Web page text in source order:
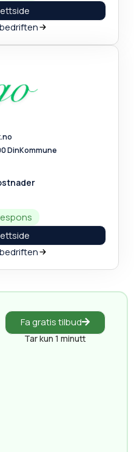
DinKommune
Fa gratis tilbud
Tar kun 1 minutt